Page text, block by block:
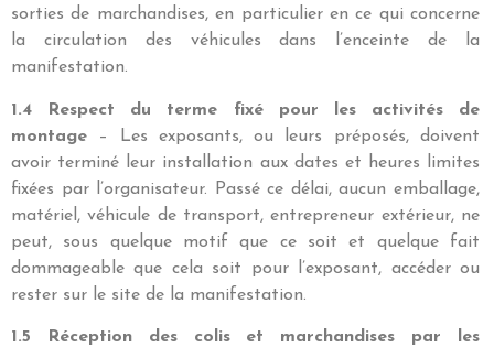
sorties de marchandises, en particulier en ce qui concerne
la circulation des véhicules dans l’enceinte de la
manifestation.
1.4 Respect du terme fixé pour les activités de
montage – Les exposants, ou leurs préposés, doivent
avoir terminé leur installation aux dates et heures limites
fixées par l’organisateur. Passé ce délai, aucun emballage,
matériel, véhicule de transport, entrepreneur extérieur, ne
peut, sous quelque motif que ce soit et quelque fait
dommageable que cela soit pour l’exposant, accéder ou
rester sur le site de la manifestation.
1.5 Réception des colis et marchandises par les